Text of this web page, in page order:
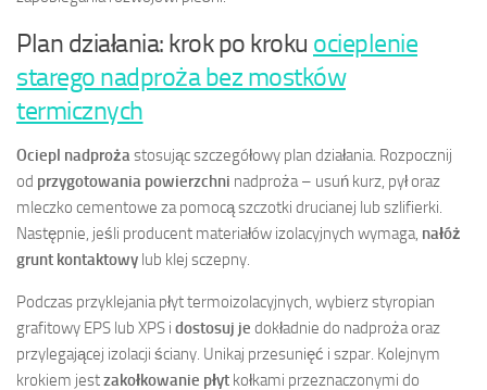
Plan działania: krok po kroku ocieplenie
starego nadproża bez mostków
termicznych
Ociepl nadprożastosując szczegółowy plan działania. Rozpocznij
od przygotowania powierzchni nadproża – usuń kurz, pył oraz
mleczko cementowe za pomocą szczotki drucianej lub szlifierki.
Następnie, jeśli producent materiałów izolacyjnych wymaga, nałóż
grunt kontaktowy lub klej sczepny.
Podczas przyklejania płyt termoizolacyjnych, wybierz styropian
grafitowy EPS lub XPS i dostosuj je dokładnie do nadproża oraz
przylegającej izolacji ściany. Unikaj przesunięć i szpar. Kolejnym
krokiem jestzakołkowanie płyt kołkami przeznaczonymi do